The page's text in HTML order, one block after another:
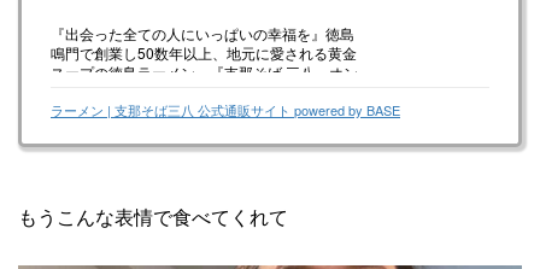
『出会った全ての人にいっぱいの幸福を』徳島
鳴門で創業し50数年以上、地元に愛される黄金
スープの徳島ラーメン。『支那そば 三八』オン
ラーメン | 支那そば三八 公式通販サイト powered by BASE
もうこんな表情で食べてくれて